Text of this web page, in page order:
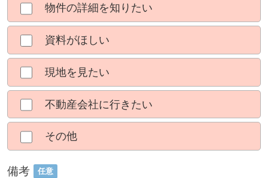
物件の詳細を知りたい
資料がほしい
現地を見たい
不動産会社に行きたい
その他
備考 任意